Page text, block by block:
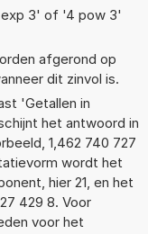
exp 3' of '4 pow 3'
afgerond op
dit zinvol is.
'Getallen in
het antwoord in
1,462 740 727
wordt het
hier 21, en het
429 8. Voor
voor het